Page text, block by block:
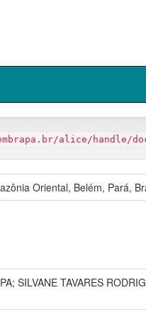
alice/handle/
Oriental, Belém, Pará,
SILVANE TAVARES